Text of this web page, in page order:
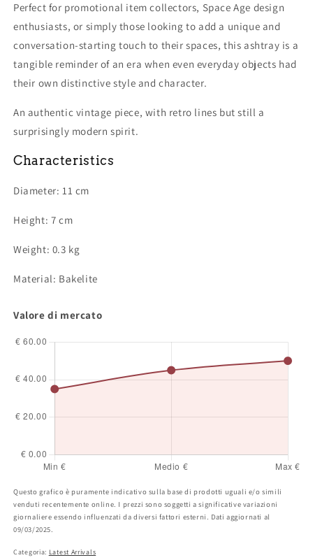
Perfect for promotional item collectors, Space Age design
enthusiasts, or simply those looking to add a unique and
conversation-starting touch to their spaces, this ashtray is a
tangible reminder of an era when even everyday objects had
their own distinctive style and character.
An authentic vintage piece, with retro lines but still a
surprisingly modern spirit.
Characteristics
Diameter: 11 cm
Height: 7 cm
Weight: 0.3 kg
Material: Bakelite
Valore di mercato
Questo grafico è puramente indicativo sulla base di prodotti uguali e/o simili
venduti recentemente online. I prezzi sono soggetti a significative variazioni
giornaliere essendo influenzati da diversi fattori esterni. Dati aggiornati al
09/03/2025.
Categoria: Latest Arrivals